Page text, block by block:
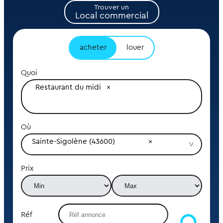
Trouver un
Local commercial
acheter louer
Quoi
Restaurant du midi
Où
Sainte-Sigolène (43600)
Prix
Réf